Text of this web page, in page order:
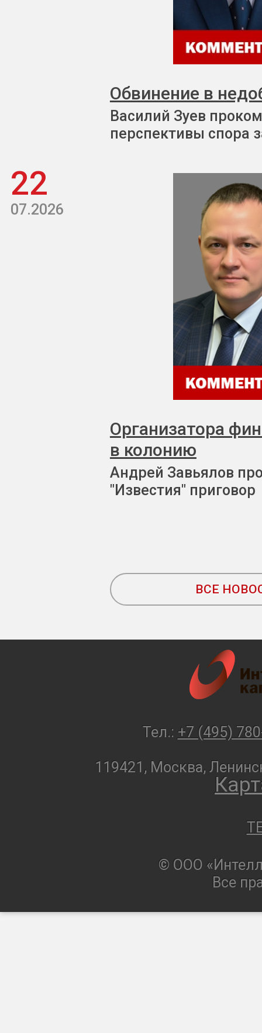
Обвинение в
Василий Зуев
перспективы спора
22
07.2026
Организатора
в колонию
Андрей Завьялов
"Известия" приговор
ВСЕ
Тел.: +7 (495)
119421, Москва,
© ООО
Все